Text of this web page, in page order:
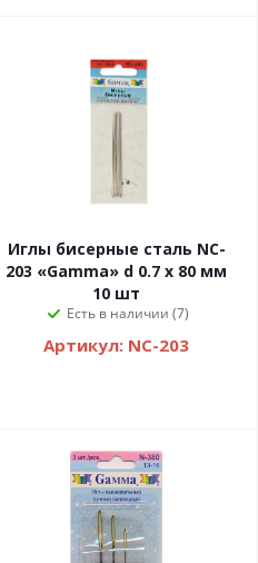
Иглы бисерные сталь NC-
203 «Gamma» d 0.7 х 80 мм
10 шт
Есть в наличии (7)
Артикул: NC-203